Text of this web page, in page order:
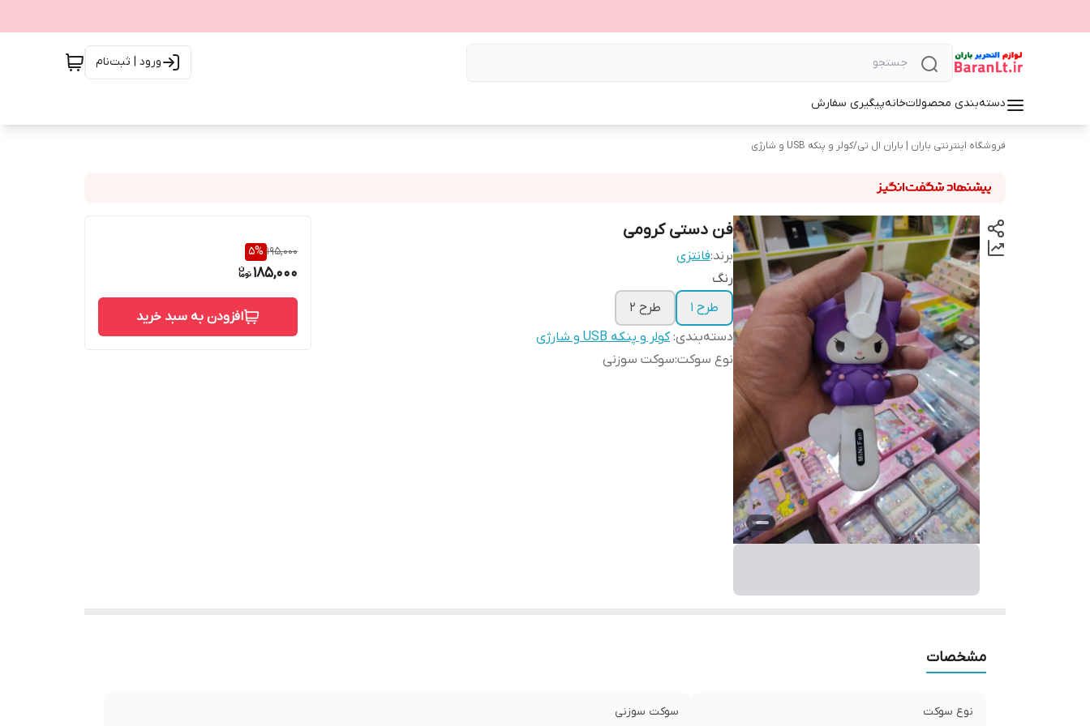
ورود | ثبت‌نام
دسته‌بندی محصولاتخانهپیگیری سفارش
فروشگاه اینترنتی باران | باران ال تی/کولر و پنکه USB و شارژی
فن دستی کرومی
برند:فانتزی
رنگ
طرح 1
طرح 2
دسته‌بندی:کولر و پنکه USB و شارژی
نوع سوکت:سوکت سوزنی
195,000
5%
185,000
افزودن به سبد خرید
مشخصات
نوع سوکت سوکت سوزنی